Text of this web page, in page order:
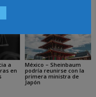
a
en
México – Sheinbaum
podría reunirse con la
primera ministra de
Japón